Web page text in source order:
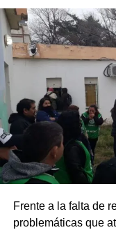
Frente a la falta de
problemáticas que